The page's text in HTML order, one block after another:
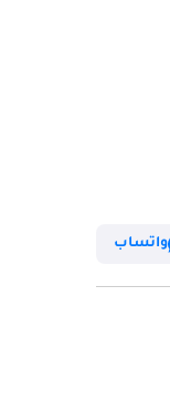
واتساب